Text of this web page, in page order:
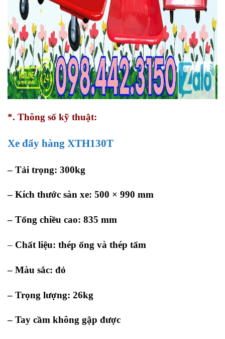
*. Thông số kỹ thuật:
Xe đẩy hàng XTH130T
– Tải trọng: 300kg
– Kích thước sàn xe: 500 × 990 mm
– Tổng chiều cao: 835 mm
– Chất liệu: thép ống và thép tấm
– Màu sắc: đỏ
– Trọng lượng: 26kg
– Tay cầm không gập được